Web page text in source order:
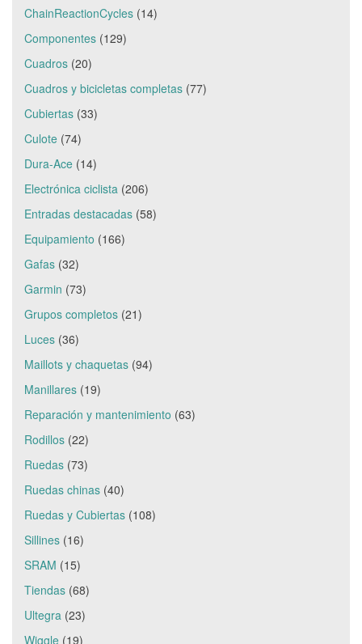
ChainReactionCycles (14)
Componentes (129)
Cuadros (20)
Cuadros y bicicletas completas (77)
Cubiertas (33)
Culote (74)
Dura-Ace (14)
Electrónica ciclista (206)
Entradas destacadas (58)
Equipamiento (166)
Gafas (32)
Garmin (73)
Grupos completos (21)
Luces (36)
Maillots y chaquetas (94)
Manillares (19)
Reparación y mantenimiento (63)
Rodillos (22)
Ruedas (73)
Ruedas chinas (40)
Ruedas y Cubiertas (108)
Sillines (16)
SRAM (15)
Tiendas (68)
Ultegra (23)
Wiggle (19)